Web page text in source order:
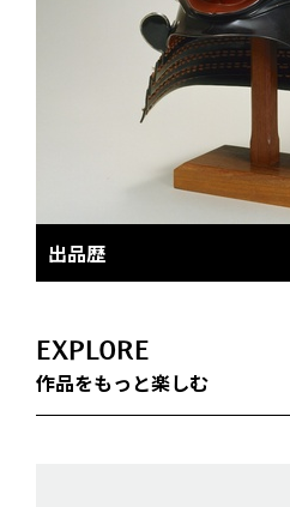
出品歴
EXPLORE
作品をもっと楽しむ